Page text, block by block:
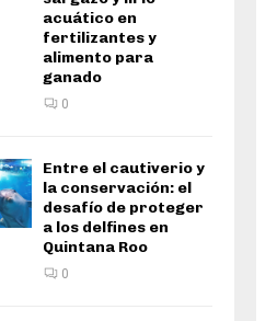
acuático en
fertilizantes y
alimento para
ganado
0
Entre el cautiverio y
la conservación: el
desafío de proteger
a los delfines en
Quintana Roo
0